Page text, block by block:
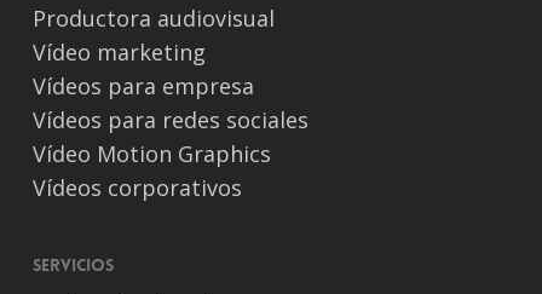
Productora audiovisual
Vídeo marketing
Vídeos para empresa
Vídeos para redes sociales
Vídeo Motion Graphics
Vídeos corporativos
Servicios